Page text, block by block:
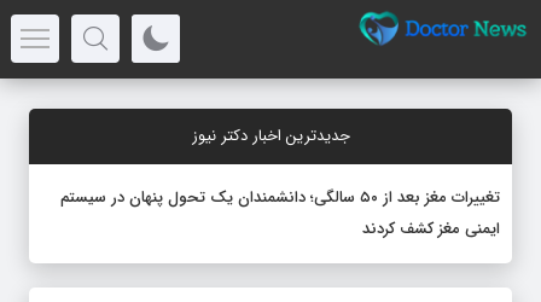
جدیدترین اخبار دکتر نیوز
تغییرات مغز بعد از ۵۰ سالگی؛ دانشمندان یک تحول پنهان در سیستم
ایمنی مغز کشف کردند